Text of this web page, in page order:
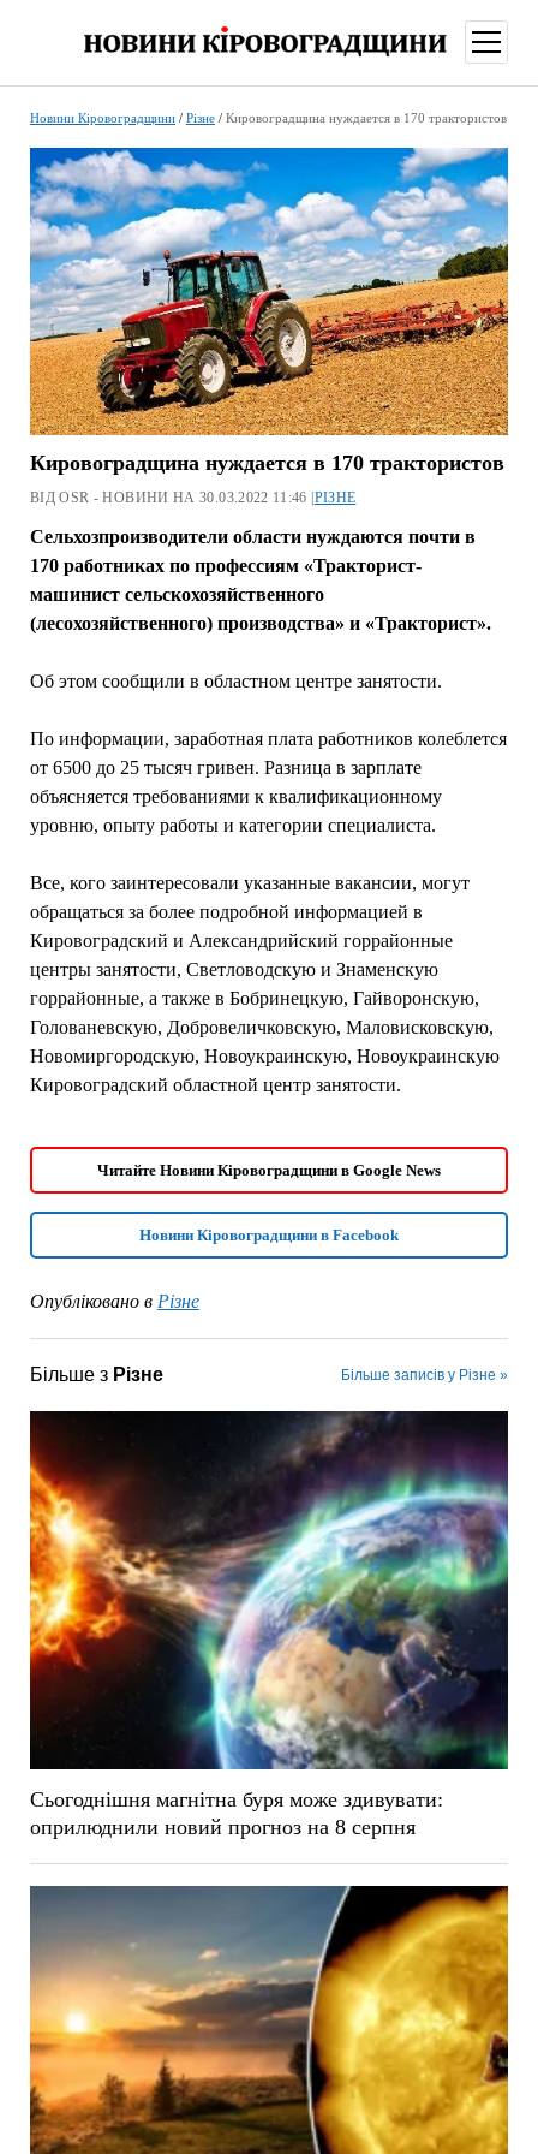
меню
Новини Кіровоградщини/ Різне/ Кировоградщина нуждается в 170 трактористов
Кировоградщина нуждается в 170 трактористов
ВІД OSR - НОВИНИ НА 30.03.2022 11:46 |РІЗНЕ
Сельхозпроизводители области нуждаются почти в
170 работниках по профессиям «Тракторист-
машинист сельскохозяйственного
(лесохозяйственного) производства» и «Тракторист».
Об этом сообщили в областном центре занятости.
По информации, заработная плата работников колеблется
от 6500 до 25 тысяч гривен. Разница в зарплате
объясняется требованиями к квалификационному
уровню, опыту работы и категории специалиста.
Все, кого заинтересовали указанные вакансии, могут
обращаться за более подробной информацией в
Кировоградский и Александрийский горрайонные
центры занятости, Светловодскую и Знаменскую
горрайонные, а также в Бобринецкую, Гайворонскую,
Голованевскую, Добровеличковскую, Маловисковскую,
Новомиргородскую, Новоукраинскую, Новоукраинскую
Кировоградский областной центр занятости.
Читайте Новини Кіровоградщини в Google News
Новини Кіровоградщини в Facebook
Опубліковано в Різне
Більше з Різне Більше записів у Різне »
Сьогоднішня магнітна буря може здивувати:
оприлюднили новий прогноз на 8 серпня